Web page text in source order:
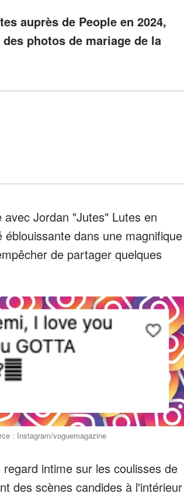
auprès de People en 2024,
photos de mariage de la
Jordan "Jutes" Lutes en
dans une magnifique
de partager quelques
: Instagram/voguemagazine
intime sur les coulisses de
des scènes candides à l'intérieur